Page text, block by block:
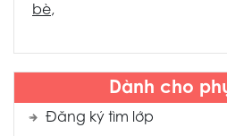
Dành cho
Đăng ký tìm lớp
bè,